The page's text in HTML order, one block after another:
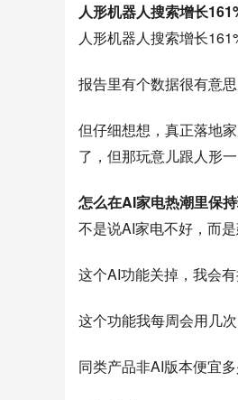
人形机器人搜索增长
人形机器人搜索增长
报告里有个数据很有意思
但仔细想想，真正落地
了，但那玩意儿跟人形一
怎么在AI家电热潮里保
不是说AI家电不好，而
这个AI功能关掉，我会
这个功能我每周会用几
同类产品非AI版本便宜